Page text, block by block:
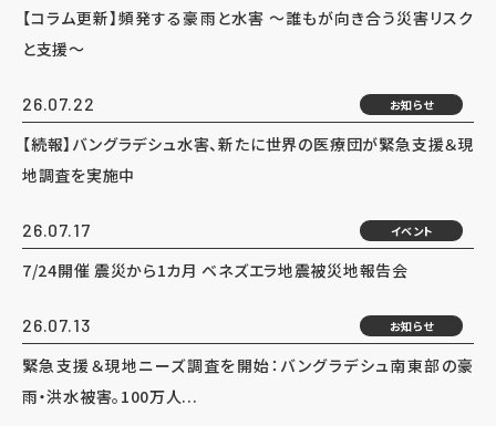
【コラム更新】頻発する豪雨と水害 ～誰もが向き合う災害リスク
と支援～
26.07.22 お知らせ
【続報】バングラデシュ水害、新たに世界の医療団が緊急支援＆現
地調査を実施中
26.07.17 イベント
7/24開催 震災から1カ月 ベネズエラ地震被災地報告会
26.07.13 お知らせ
緊急支援＆現地ニーズ調査を開始：バングラデシュ南東部の豪
雨・洪水被害。100万人...